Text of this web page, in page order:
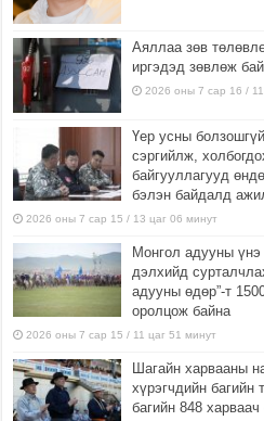
Аяллаа зөв
иргэдэд зөвлөж
2026 оны 7 сар 16 /
Үер усны
сэргийлж,
байгууллагууд
бэлэн байдалд
2026 оны 7 сар 15 / 13 цаг 06 минут
Монгол адууны үнэ
дэлхийд
адууны өдөр”-т
оролцож байна
2026 оны 7 сар 15 / 11 цаг 51 минут
Шагайн харвааны
хүрэгчдийн багийн
багийн 848